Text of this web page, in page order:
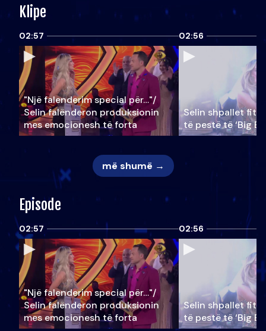
Klipe
02:57
"Një falenderim special për…"/
Selin falënderon produksionin
mes emocionesh të forta
02:56
Selin shpallet
të pestë të ‘Big
më shumë →
Episode
02:57
"Një falenderim special për…"/
Selin falënderon produksionin
mes emocionesh të forta
02:56
Selin shpallet
të pestë të ‘Big